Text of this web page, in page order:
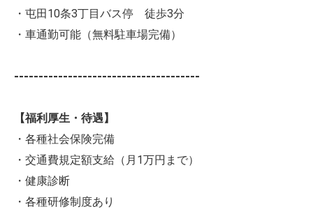
・屯田10条3丁目バス停 徒歩3分
・車通勤可能（無料駐車場完備）
--------------------------------------
【福利厚生・待遇】
・各種社会保険完備
・交通費規定額支給（月1万円まで）
・健康診断
・各種研修制度あり